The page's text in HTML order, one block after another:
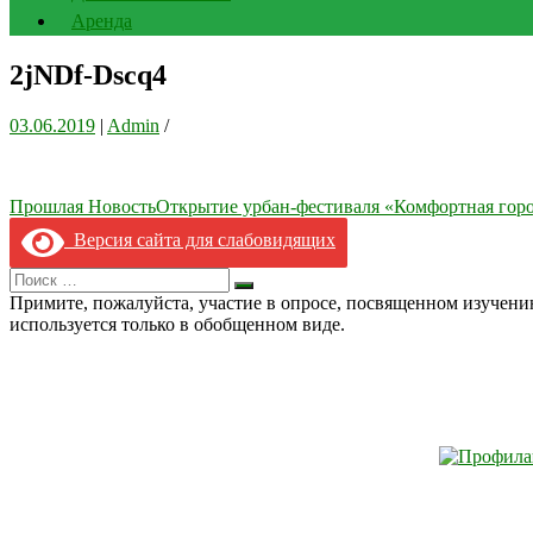
Аренда
2jNDf-Dscq4
03.06.2019 | Admin /
Навигация
по
записям
Прошлая НовостьОткрытие урбан-фестиваля «Комфортная
Версия сайта для слабовидящих
Search
for:
Искать
Примите, пожалуйста, участие в опросе, посвященном
используется только в обобщенном виде.